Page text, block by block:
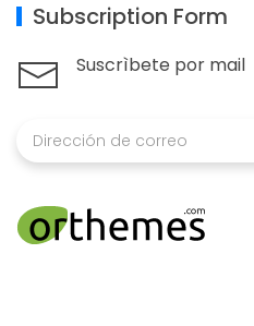
Subscription Form
Suscrìbete por mail